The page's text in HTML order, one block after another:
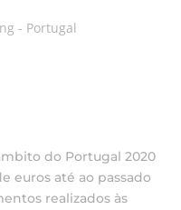
- Portugal
do Portugal 2020
euros até ao passado
realizados às